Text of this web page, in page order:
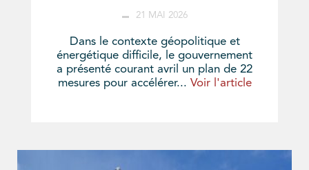
21 MAI 2026
Dans le contexte géopolitique et
énergétique difficile, le gouvernement
a présenté courant avril un plan de 22
mesures pour accélérer... Voir l'article